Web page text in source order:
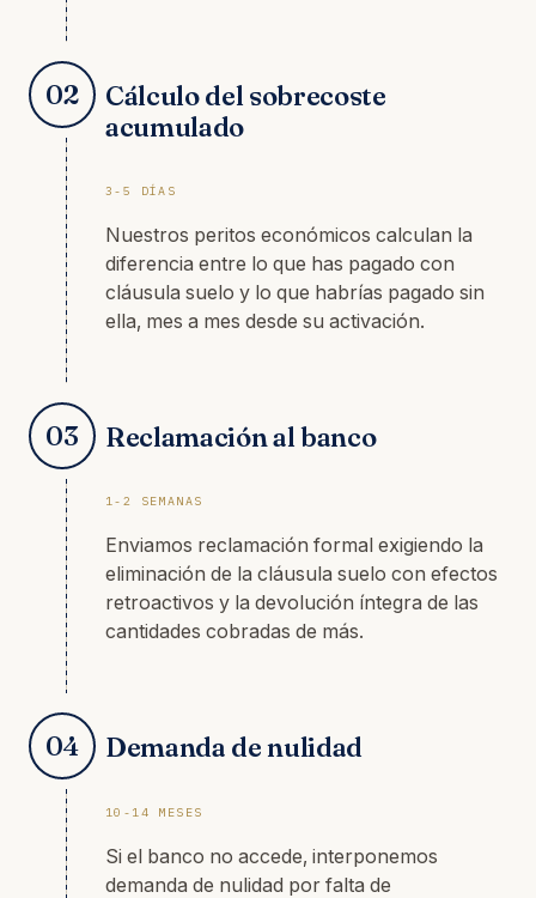
02
Cálculo del sobrecoste
acumulado
3-5 DÍAS
Nuestros peritos económicos calculan la
diferencia entre lo que has pagado con
cláusula suelo y lo que habrías pagado sin
ella, mes a mes desde su activación.
03 Reclamación al banco
1-2 SEMANAS
Enviamos reclamación formal exigiendo la
eliminación de la cláusula suelo con efectos
retroactivos y la devolución íntegra de las
cantidades cobradas de más.
04 Demanda de nulidad
10-14 MESES
Si el banco no accede, interponemos
demanda de nulidad por falta de